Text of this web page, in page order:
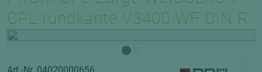
CPL rundkante V3400 WF DIN R
Art.-Nr. 04020000656